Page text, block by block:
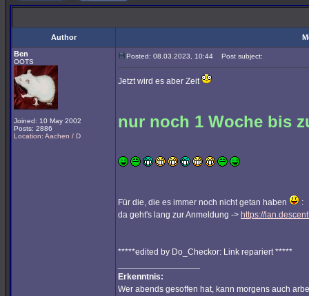
Author
Ben
OOTS
Joined: 10 May 2002
Posts: 2886
Location: Aachen / D
Posted: 08.03.2023, 10:44 Post subject:
Jetzt wird es aber Zeit
nur noch 1 Woche bis
Für die, die es immer noch nicht getan haben
:
da geht's lang zur Anmeldung -> https://
*****edited by Do_Checkor: Link repariert *****
Erkenntnis:
Wer abends gesoffen hat, kann morgens auch